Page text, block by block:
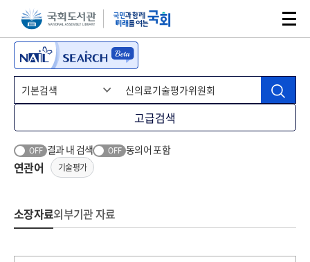
본문 바로가기주메뉴 바로가기
고급검색
OFF 결과 내 검색 OFF 동의어 포함
연관어 기술평가
소장자료외부기관 자료